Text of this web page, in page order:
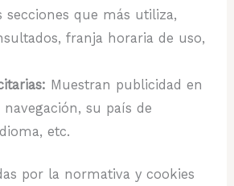
secciones que más utiliza,
franja horaria de uso,
Muestran publicidad en
su país de
etc.
por la normativa y cookies